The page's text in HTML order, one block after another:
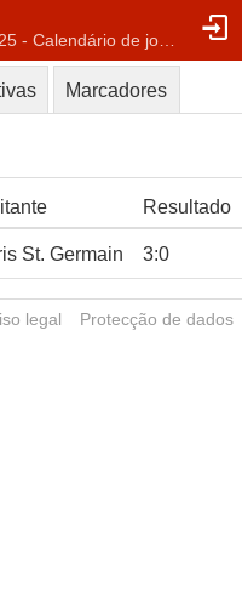
Marcadores
Resultado
St. Germain 3:0
legal Protecção de dados